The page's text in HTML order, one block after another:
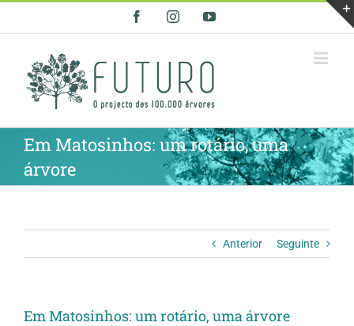
FacebookInstagramYouTube
Em Matosinhos: um rotário, uma
árvore
Anterior Seguinte
Em Matosinhos: um rotário, uma árvore